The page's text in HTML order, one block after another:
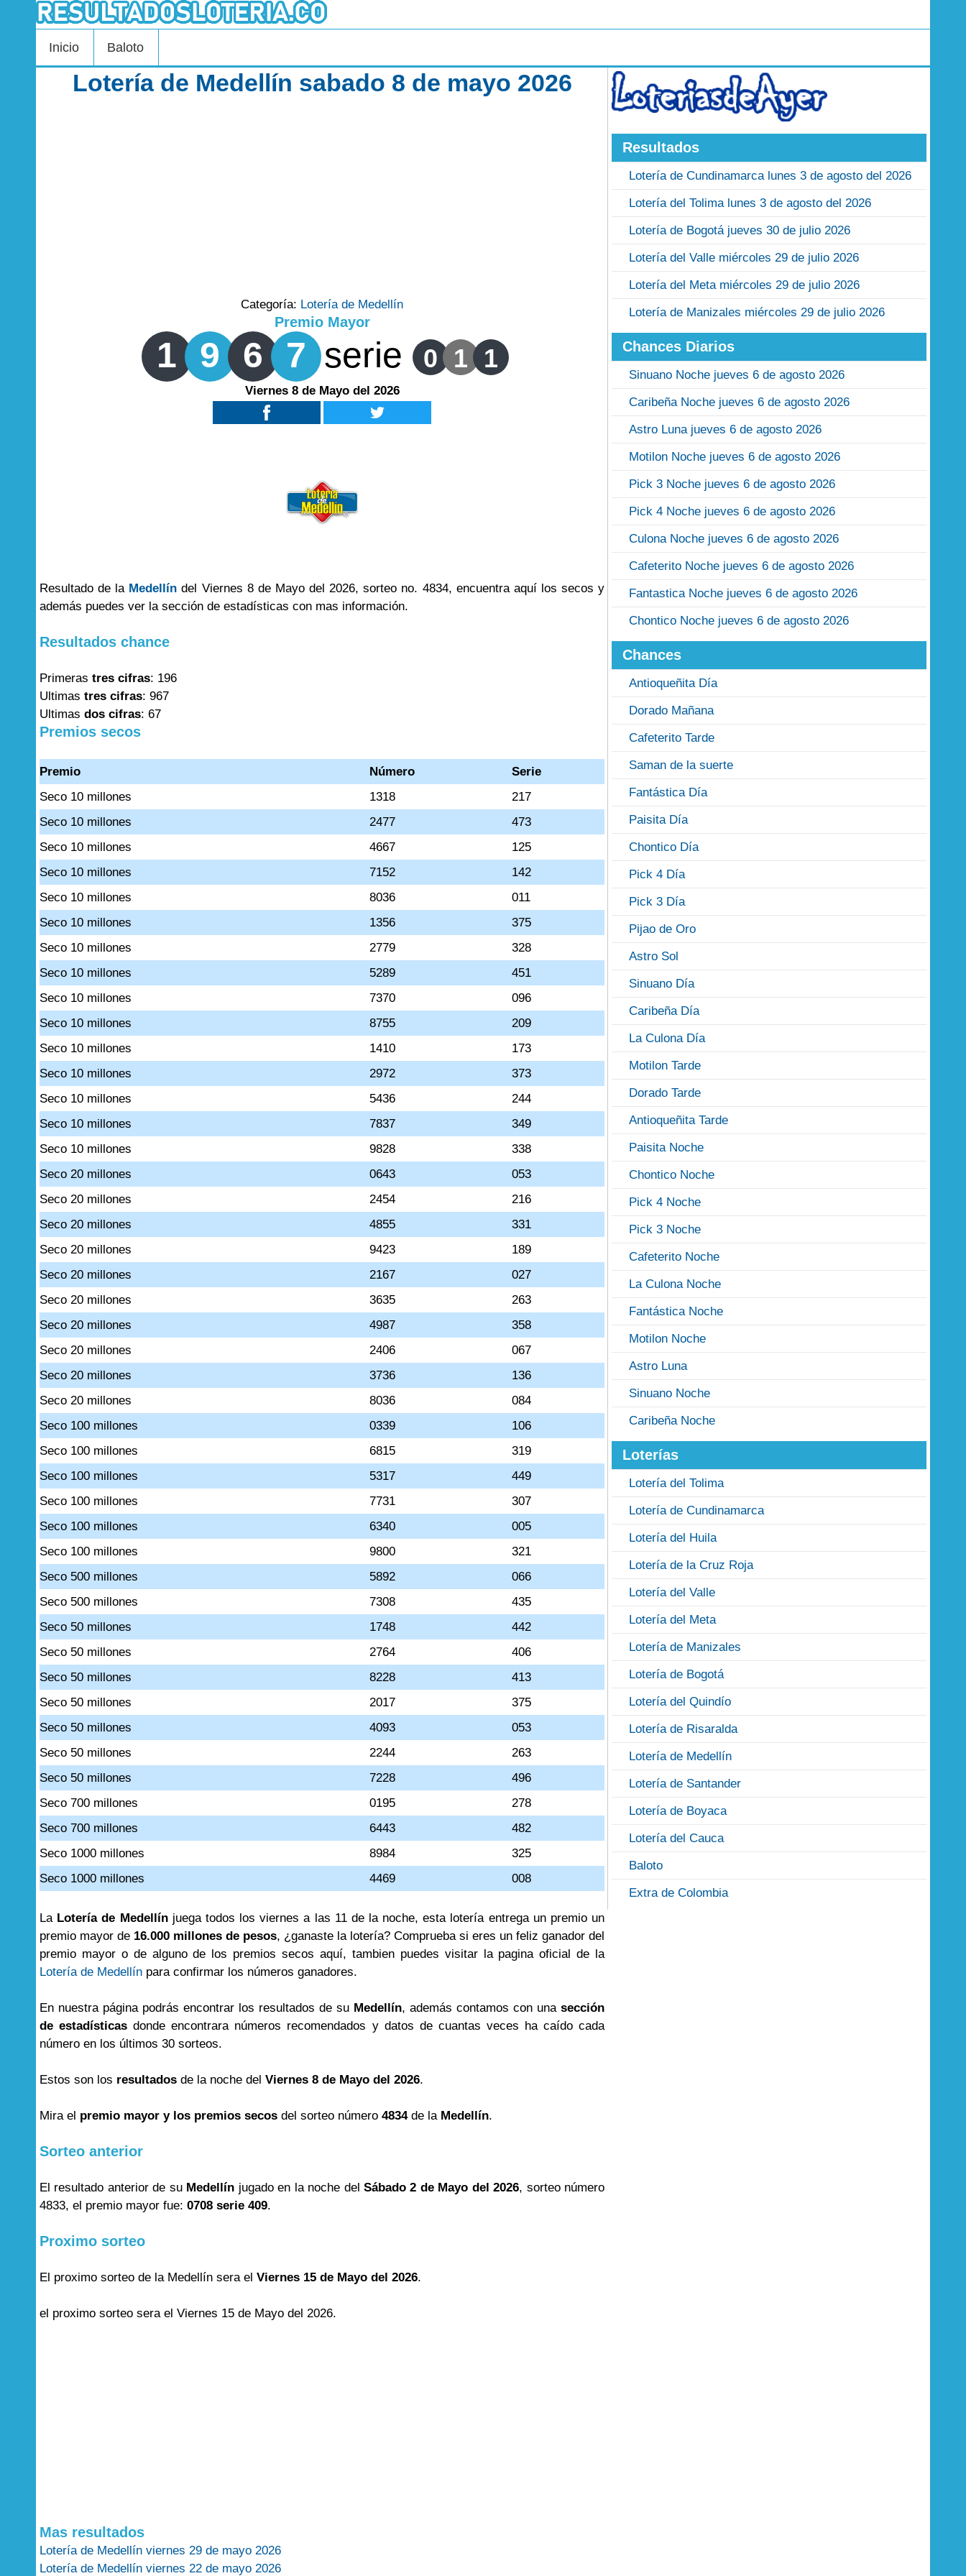
Inicio Baloto
Lotería de Medellín sabado 8 de mayo 2026
Categoría: Lotería de Medellín
Premio Mayor
1 9 6 7 serie 0 1 1
Viernes 8 de Mayo del 2026
Resultado de la Medellín del Viernes 8 de Mayo del 2026, sorteo no. 4834, encuentra aquí los secos y
además puedes ver la sección de estadísticas con mas información.
Resultados chance
Primeras tres cifras: 196
Ultimas tres cifras: 967
Ultimas dos cifras: 67
Premios secos
Premio Número
Serie
Seco 10 millones
1318
217
Seco 10 millones
2477
473
Seco 10 millones
4667
125
Seco 10 millones
7152
142
Seco 10 millones
8036
011
Seco 10 millones
1356
375
Seco 10 millones
2779
328
Seco 10 millones
5289
451
Seco 10 millones
7370
096
Seco 10 millones
8755
209
Seco 10 millones
1410
173
Seco 10 millones
2972
373
Seco 10 millones
5436
244
Seco 10 millones
7837
349
Seco 10 millones
9828
338
Seco 20 millones
0643
053
Seco 20 millones
2454
216
Seco 20 millones
4855
331
Seco 20 millones
9423
189
Seco 20 millones
2167
027
Seco 20 millones
3635
263
Seco 20 millones
4987
358
Seco 20 millones
2406
067
Seco 20 millones
3736
136
Seco 20 millones
8036
084
Seco 100 millones
0339
106
Seco 100 millones
6815
319
Seco 100 millones
5317
449
Seco 100 millones
7731
307
Seco 100 millones
6340
005
Seco 100 millones
9800
321
Seco 500 millones
5892
066
Seco 500 millones
7308
435
Seco 50 millones
1748
442
Seco 50 millones
2764
406
Seco 50 millones
8228
413
Seco 50 millones
2017
375
Seco 50 millones
4093
053
Seco 50 millones
2244
263
Seco 50 millones
7228
496
Seco 700 millones
0195
278
Seco 700 millones
6443
482
Seco 1000 millones
8984
325
Seco 1000 millones
4469 008
La Lotería de Medellín juega todos los viernes a las 11 de la noche, esta lotería entrega un premio un
premio mayor de 16.000 millones de pesos, ¿ganaste la lotería? Comprueba si eres un feliz ganador del
premio mayor o de alguno de los premios secos aquí, tambien puedes visitar la pagina oficial de la
Lotería de Medellín para confirmar los números ganadores.
En nuestra página podrás encontrar los resultados de su Medellín, además contamos con unasección
de estadísticas donde encontrara números recomendados y datos de cuantas veces ha caído cada
número en los últimos 30 sorteos.
Estos son los resultados de la noche del Viernes 8 de Mayo del 2026.
Mira el premio mayor y los premios secos del sorteo número 4834de la Medellín.
Sorteo anterior
El resultado anterior de su Medellín jugado en la noche del Sábado 2 de Mayo del 2026, sorteo número
4833, el premio mayor fue: 0708 serie 409.
Proximo sorteo
El proximo sorteo de la Medellín sera el Viernes 15 de Mayo del 2026.
el proximo sorteo sera el Viernes 15 de Mayo del 2026.
Mas resultados
Lotería de Medellín viernes 29 de mayo 2026
Lotería de Medellín viernes 22 de mayo 2026
Resultados
Lotería de Cundinamarca lunes 3 de agosto del 2026
Lotería del Tolima lunes 3 de agosto del 2026
Lotería de Bogotá jueves 30 de julio 2026
Lotería del Valle miércoles 29 de julio 2026
Lotería del Meta miércoles 29 de julio 2026
Lotería de Manizales miércoles 29 de julio 2026
Chances Diarios
Sinuano Noche jueves 6 de agosto 2026
Caribeña Noche jueves 6 de agosto 2026
Astro Luna jueves 6 de agosto 2026
Motilon Noche jueves 6 de agosto 2026
Pick 3 Noche jueves 6 de agosto 2026
Pick 4 Noche jueves 6 de agosto 2026
Culona Noche jueves 6 de agosto 2026
Cafeterito Noche jueves 6 de agosto 2026
Fantastica Noche jueves 6 de agosto 2026
Chontico Noche jueves 6 de agosto 2026
Chances
Antioqueñita Día
Dorado Mañana
Cafeterito Tarde
Saman de la suerte
Fantástica Día
Paisita Día
Chontico Día
Pick 4 Día
Pick 3 Día
Pijao de Oro
Astro Sol
Sinuano Día
Caribeña Día
La Culona Día
Motilon Tarde
Dorado Tarde
Antioqueñita Tarde
Paisita Noche
Chontico Noche
Pick 4 Noche
Pick 3 Noche
Cafeterito Noche
La Culona Noche
Fantástica Noche
Motilon Noche
Astro Luna
Sinuano Noche
Caribeña Noche
Loterías
Lotería del Tolima
Lotería de Cundinamarca
Lotería del Huila
Lotería de la Cruz Roja
Lotería del Valle
Lotería del Meta
Lotería de Manizales
Lotería de Bogotá
Lotería del Quindío
Lotería de Risaralda
Lotería de Medellín
Lotería de Santander
Lotería de Boyaca
Lotería del Cauca
Baloto
Extra de Colombia